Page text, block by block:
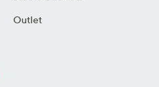
Outlet